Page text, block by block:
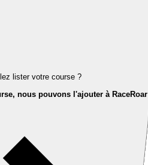
lister votre course ?
nous pouvons l'ajouter à RaceRoar